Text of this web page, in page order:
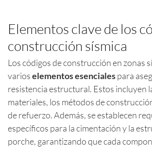
Elementos clave de los
construcción sísmica
Los códigos de construcción en zonas
varioselementos esencialespara
resistencia estructural. Estos incluyen
materiales, los métodos de
de refuerzo. Además, se establecen
específicos para la cimentación y la
porche, garantizando que cada